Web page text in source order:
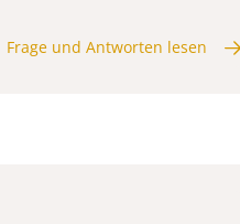
Frage und Antworten lesen